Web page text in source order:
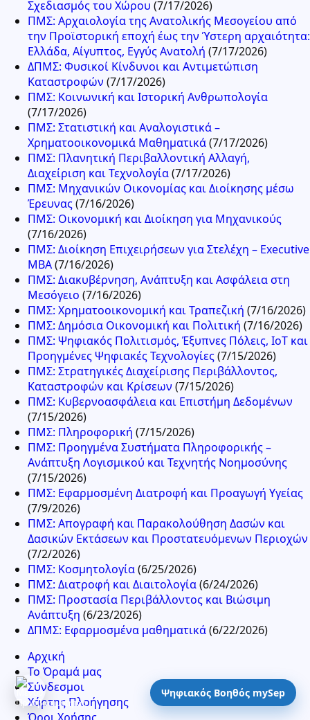
Σχεδιασμός του Χώρου (7/17/2026)
ΠΜΣ: Αρχαιολογία της Ανατολικής Μεσογείου από
την Προϊστορική εποχή έως την Ύστερη αρχαιότητα:
Ελλάδα, Αίγυπτος, Εγγύς Ανατολή (7/17/2026)
ΔΠΜΣ: Φυσικοί Κίνδυνοι και Αντιμετώπιση
Καταστροφών (7/17/2026)
ΠΜΣ: Κοινωνική και Ιστορική Ανθρωπολογία
(7/17/2026)
ΠΜΣ: Στατιστική και Αναλογιστικά –
Χρηματοοικονομικά Μαθηματικά(7/17/2026)
ΠΜΣ: Πλανητική Περιβαλλοντική Αλλαγή,
Διαχείριση και Τεχνολογία(7/17/2026)
ΠΜΣ: Μηχανικών Οικονομίας και Διοίκησης μέσω
Έρευνας(7/16/2026)
ΠΜΣ: Οικονομική και Διοίκηση για Μηχανικούς
(7/16/2026)
ΠΜΣ: Διοίκηση Επιχειρήσεων για Στελέχη – Executive
MBA(7/16/2026)
ΠΜΣ: Διακυβέρνηση, Ανάπτυξη και Ασφάλεια στη
Μεσόγειο (7/16/2026)
ΠΜΣ: Χρηματοοικονομική και Τραπεζική (7/16/2026)
ΠΜΣ: Δημόσια Οικονομική και Πολιτική (7/16/2026)
ΠΜΣ: Ψηφιακός Πολιτισμός, Έξυπνες Πόλεις, IoT και
Προηγμένες Ψηφιακές Τεχνολογίες(7/15/2026)
ΠΜΣ: Στρατηγικές Διαχείρισης Περιβάλλοντος,
Καταστροφών και Κρίσεων (7/15/2026)
ΠΜΣ: Κυβερνοασφάλεια και Επιστήμη Δεδομένων
(7/15/2026)
ΠΜΣ: Πληροφορική (7/15/2026)
ΠΜΣ: Προηγμένα Συστήματα Πληροφορικής –
Ανάπτυξη Λογισμικού και Τεχνητής Νοημοσύνης
(7/15/2026)
ΠΜΣ: Εφαρμοσμένη Διατροφή και Προαγωγή Υγείας
(7/9/2026)
ΠΜΣ: Απογραφή και Παρακολούθηση Δασών και
Δασικών Εκτάσεων και Προστατευόμενων Περιοχών
(7/2/2026)
ΠΜΣ: Κοσμητολογία(6/25/2026)
ΠΜΣ: Διατροφή και Διαιτολογία(6/24/2026)
ΠΜΣ: Προστασία Περιβάλλοντος και Βιώσιμη
Ανάπτυξη (6/23/2026)
ΔΠΜΣ: Εφαρμοσμένα μαθηματικά(6/22/2026)
Αρχική
Το Όραμά μας
Σύνδεσμοι
Χάρτης Πλοήγησης
Ψηφιακός Βοηθός mySep